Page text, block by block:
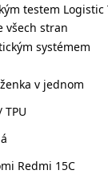
testem Logistic
všech stran
systémem
v jednom
TPU
Redmi 15C